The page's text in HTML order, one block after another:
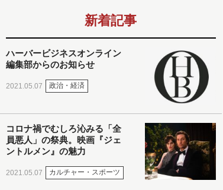
新着記事
ハーバービジネスオンライン
編集部からのお知らせ
2021.05.07 政治・経済
コロナ禍でむしろ沁みる「全
員悪人」の祭典。映画『ジェ
ントルメン』の魅力
2021.05.07 カルチャー・スポーツ